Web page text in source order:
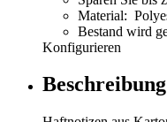
Material:
Bestand wird
Konfigurieren
Beschreibung